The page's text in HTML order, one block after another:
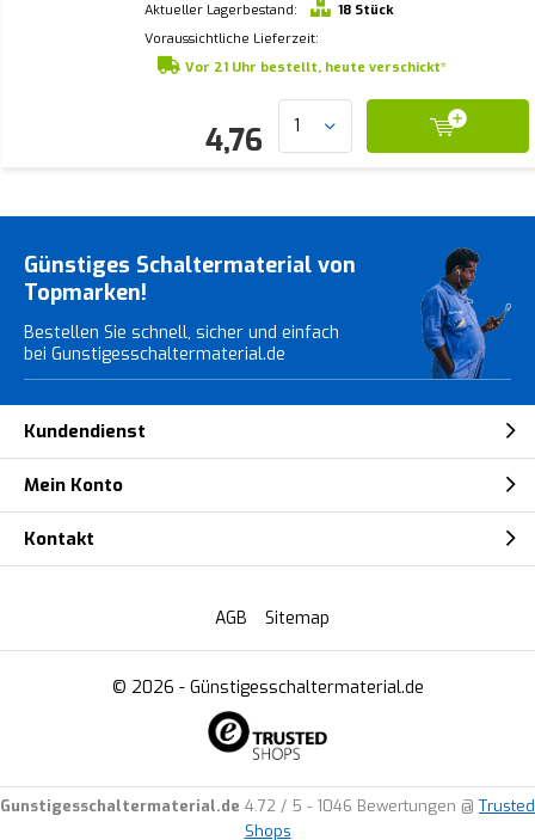
Aktueller Lagerbestand:
18 Stück
Voraussichtliche Lieferzeit:
Vor 21 Uhr bestellt, heute verschickt*
4,76
Günstiges Schaltermaterial von
Topmarken!
Bestellen Sie schnell, sicher und einfach
bei Gunstigesschaltermaterial.de
Kundendienst
Mein Konto
Kontakt
© 2026 - Günstigesschaltermaterial.de
AGB Sitemap
Gunstigesschaltermaterial.de 4.72 / 5 - 1046 Bewertungen @ Trusted
Shops